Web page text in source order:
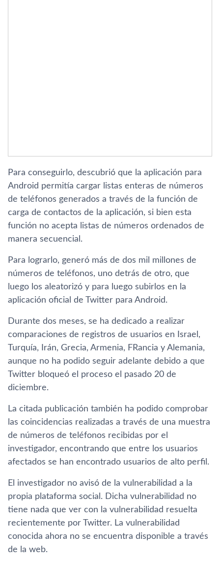
Para conseguirlo, descubrió que la aplicación para
Android permitía cargar listas enteras de números
de teléfonos generados a través de la función de
carga de contactos de la aplicación, si bien esta
función no acepta listas de números ordenados de
manera secuencial.
Para lograrlo, generó más de dos mil millones de
números de teléfonos, uno detrás de otro, que
luego los aleatorizó y para luego subirlos en la
aplicación oficial de Twitter para Android.
Durante dos meses, se ha dedicado a realizar
comparaciones de registros de usuarios en Israel,
Turquía, Irán, Grecia, Armenia, FRancia y Alemania,
aunque no ha podido seguir adelante debido a que
Twitter bloqueó el proceso el pasado 20 de
diciembre.
La citada publicación también ha podido comprobar
las coincidencias realizadas a través de una muestra
de números de teléfonos recibidas por el
investigador, encontrando que entre los usuarios
afectados se han encontrado usuarios de alto perfil.
El investigador no avisó de la vulnerabilidad a la
propia plataforma social. Dicha vulnerabilidad no
tiene nada que ver con la vulnerabilidad resuelta
recientemente por Twitter. La vulnerabilidad
conocida ahora no se encuentra disponible a través
de la web.